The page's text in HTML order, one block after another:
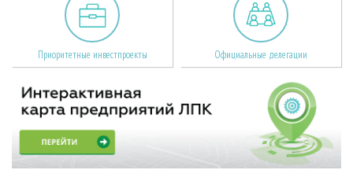
Приоритетные инвестпроекты Официальные делегации